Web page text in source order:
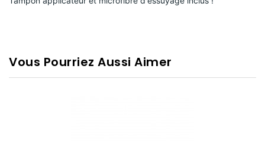
Vous Pourriez Aussi Aimer